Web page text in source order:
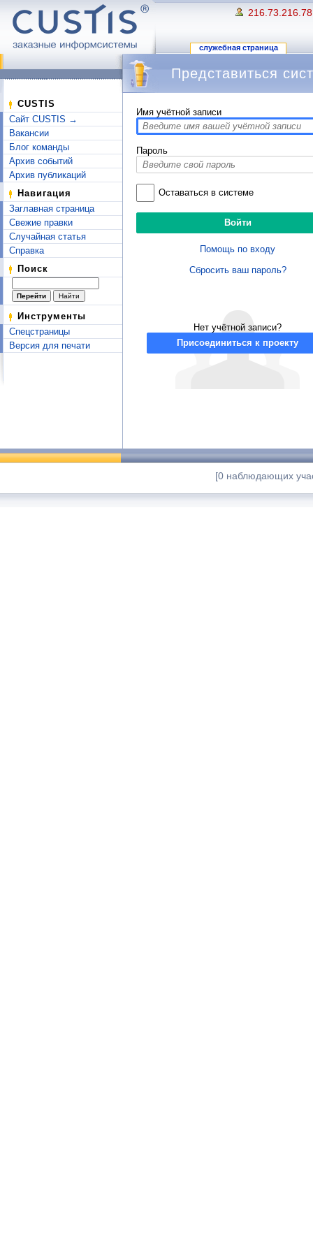
216.73.216.78
служебная страница
CUSTIS
Сайт CUSTIS →
Вакансии
Блог команды
Архив событий
Архив публикаций
Навигация
Заглавная страница
Свежие правки
Случайная статья
Справка
Поиск
Инструменты
Спецстраницы
Версия для печати
Представиться
Имя учётной записи
Пароль
Оставаться в системе
Помощь по входу
Сбросить ваш пароль?
Нет учётной записи?
Присоединиться к проекту
[0 наблюдающих